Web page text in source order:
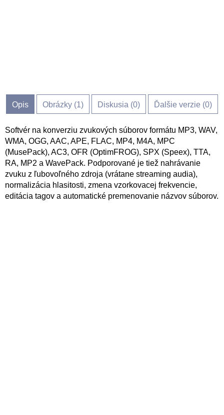
Opis Obrázky (1) Diskusia (0) Ďalšie verzie (0)
Softvér na konverziu zvukových súborov formátu MP3, WAV,
WMA, OGG, AAC, APE, FLAC, MP4, M4A, MPC
(MusePack), AC3, OFR (OptimFROG), SPX (Speex), TTA,
RA, MP2 a WavePack. Podporované je tiež nahrávanie
zvuku z ľubovoľného zdroja (vrátane streaming audia),
normalizácia hlasitosti, zmena vzorkovacej frekvencie,
editácia tagov a automatické premenovanie názvov súborov.